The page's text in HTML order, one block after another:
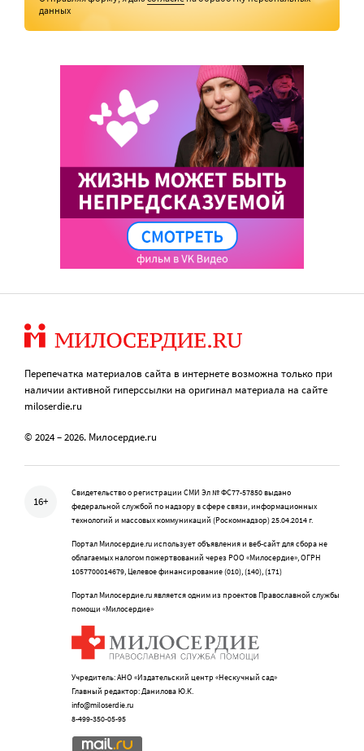
данных
Перепечатка материалов сайта в интернете возможна только при
наличии активной гиперссылки на оригинал материала на сайте
miloserdie.ru
© 2024 – 2026. Милосердие.ru
16+
Свидетельство о регистрации СМИ Эл № ФС77-57850 выдано
федеральной службой по надзору в сфере связи, информационных
технологий и массовых коммуникаций (Роскомнадзор) 25.04.2014 г.
Портал Милосердие.ru использует объявления и веб-сайт для сбора не
облагаемых налогом пожертвований через РОО «Милосердие», ОГРН
1057700014679, Целевое финансирование (010), (140), (171)
Портал Милосердие.ru является одним из проектов Православной службы
помощи «Милосердие»
Учредитель: АНО «Издательский центр «Нескучный сад»
Главный редактор: Данилова Ю.К.
info@miloserdie.ru
8-499-350-05-95